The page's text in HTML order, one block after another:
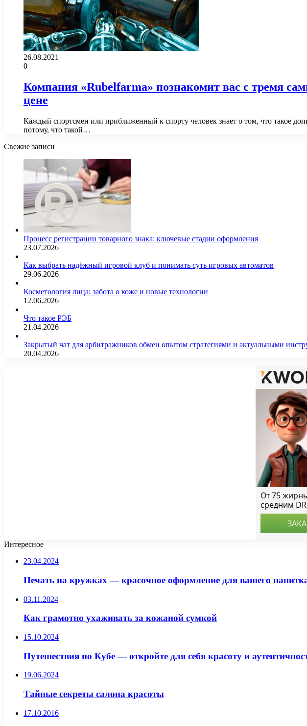
26.08.2021
0
Компания «Rubelfarma» познакомит вас с тремя
цене
Каждый спортсмен или приближенный к спорту человек знает о том, что такое
потому, что такой…
Свежие записи
Процесс регистрации товарного знака: ключевые стадии оформления
23.07.2026
Как выбрать надёжный игровой клуб и понимать суть игровых автоматов
29.06.2026
Косметология лица: забота о коже и новые технологии
12.06.2026
Что такое РЭБ
21.04.2026
Закрытый чат для арбитражников обмен опытом стратегиями и актуальными
20.04.2026
Интересное
23.04.2024
Печать на кружках — красочное оформление для вашего
03.11.2024
Как грамотно ухаживать за кожаной сумкой
15.10.2024
Путешествия по Кубе — откройте для себя красоту и
19.06.2024
Тайные секреты салона красоты
17.10.2016